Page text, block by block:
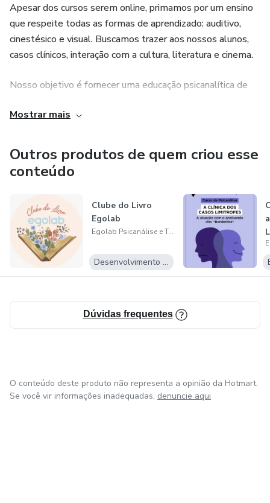
Apesar dos cursos serem online, primamos por um ensino
que respeite todas as formas de aprendizado: auditivo,
cinestésico e visual. Buscamos trazer aos nossos alunos,
casos clínicos, interação com a cultura, literatura e cinema.
Nosso objetivo é fornecer uma educação psicanalítica de
lacaniana, no contexto clínico e cultural.
Mostrar mais
Outros produtos de quem criou esse
conteúdo
Clube do Livro
Egolab
Egolab Psicanálise e Treinamentos
Desenvolvimento Pessoal
Dúvidas frequentes
O conteúdo deste produto não representa a opinião da Hotmart.
Se você vir informações inadequadas, denuncie aqui